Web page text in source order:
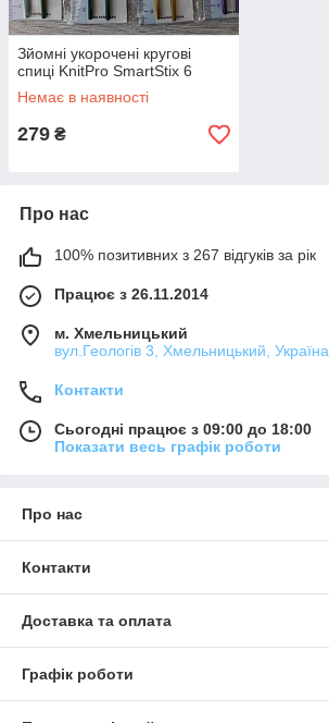
Зйомні укорочені кругові
спиці KnitPro SmartStix 6
Немає в наявності
279 ₴
Про нас
100% позитивних з 267 відгуків за рік
Працює з 26.11.2014
м. Хмельницький
вул.Геологів 3, Хмельницький, Україна
Контакти
Сьогодні працює з 09:00 до 18:00
Показати весь графік роботи
Про нас
Контакти
Доставка та оплата
Графік роботи